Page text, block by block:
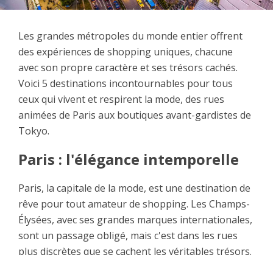
Les grandes métropoles du monde entier offrent
des expériences de shopping uniques, chacune
avec son propre caractère et ses trésors cachés.
Voici 5 destinations incontournables pour tous
ceux qui vivent et respirent la mode, des rues
animées de Paris aux boutiques avant-gardistes de
Tokyo.
Paris : l'élégance intemporelle
Paris, la capitale de la mode, est une destination de
rêve pour tout amateur de shopping. Les Champs-
Élysées, avec ses grandes marques internationales,
sont un passage obligé, mais c'est dans les rues
plus discrètes que se cachent les véritables trésors.